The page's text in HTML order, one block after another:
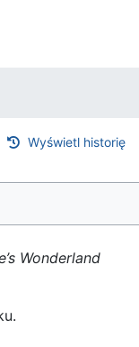
Wyświetl historię
Wonderland